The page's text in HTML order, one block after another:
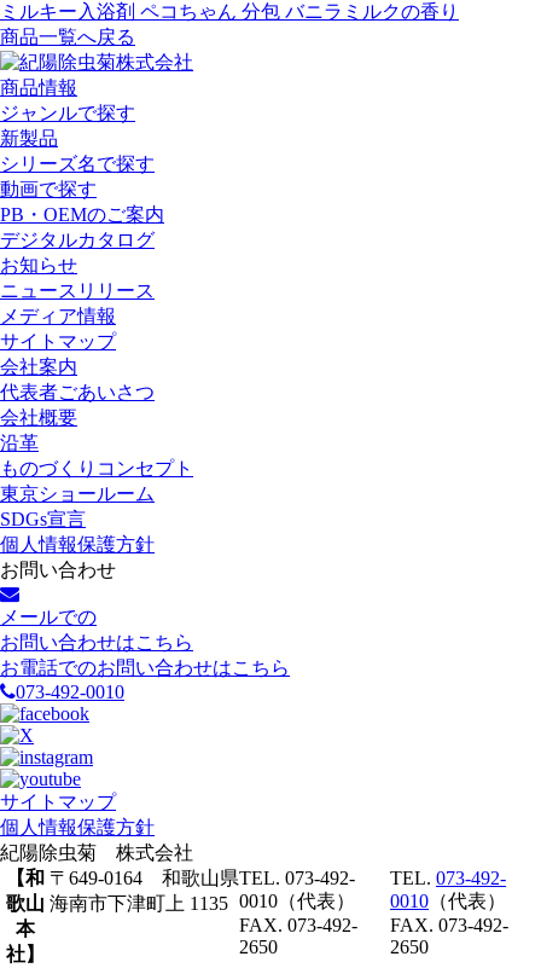
ミルキー入浴剤 ペコちゃん 分包 バニラミルクの香り
商品一覧へ戻る
商品情報
ジャンルで探す
新製品
シリーズ名で探す
動画で探す
PB・OEMのご案内
デジタルカタログ
お知らせ
ニュースリリース
メディア情報
サイトマップ
会社案内
代表者ごあいさつ
会社概要
沿革
ものづくりコンセプト
東京ショールーム
SDGs宣言
個人情報保護方針
お問い合わせ
メールでの
お問い合わせはこちら
お電話でのお問い合わせはこちら
073-492-0010
サイトマップ
個人情報保護方針
紀陽除虫菊 株式会社
【和
歌山
本
社】
〒649-0164 和歌山県
海南市下津町上 1135
TEL. 073-492-
0010（代表）
FAX. 073-492-
2650
TEL. 073-492-
0010 （代表）
FAX. 073-492-
2650